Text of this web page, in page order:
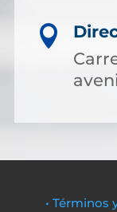

• Términos